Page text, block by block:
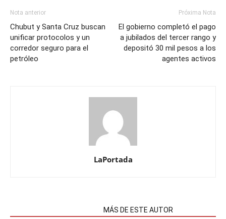
Nota anterior
Chubut y Santa Cruz buscan
unificar protocolos y un
corredor seguro para el
petróleo
Próxima Nota
El gobierno completó el pago
a jubilados del tercer rango y
depositó 30 mil pesos a los
agentes activos
LaPortada
MÁS DE ESTE AUTOR